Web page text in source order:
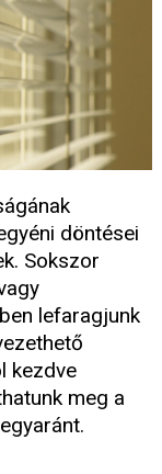
döntései
Sokszor
lefaragjunk
kezdve
meg a